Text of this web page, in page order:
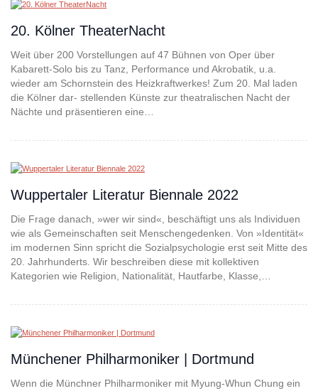
20. Kölner TheaterNacht
Weit über 200 Vorstellungen auf 47 Bühnen von Oper über
Kabarett-Solo bis zu Tanz, Performance und Akrobatik, u.a.
wieder am Schornstein des Heizkraftwerkes! Zum 20. Mal laden
die Kölner dar- stellenden Künste zur theatralischen Nacht der
Nächte und präsentieren eine…
Wuppertaler Literatur Biennale 2022
Die Frage danach, »wer wir sind«, beschäftigt uns als Individuen
wie als Gemeinschaften seit Menschengedenken. Von »Identität«
im modernen Sinn spricht die Sozialpsychologie erst seit Mitte des
20. Jahrhunderts. Wir beschreiben diese mit kollektiven
Kategorien wie Religion, Nationalität, Hautfarbe, Klasse,…
Münchener Philharmoniker | Dortmund
Wenn die Münchner Philharmoniker mit Myung-Whun Chung ein